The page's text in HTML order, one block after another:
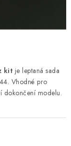
a platba
údajů
kit je leptaná sada
Vhodné pro
dokončení modelu.